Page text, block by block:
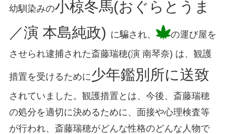
幼馴染みの小椋冬馬(おぐらとうま
／演 本島純政) に騙され、
の運び屋を
させられ逮捕された斎藤瑞穂(演 南琴奈) は、観護
措置を受けるために 少年鑑別所に送致
されていました。観護措置とは、今後、斎藤瑞穂
の処分を適切に決めるために、面接や心理検査等
が行われ、斎藤瑞穂がどんな性格のどんな人物で